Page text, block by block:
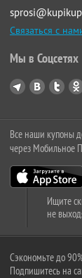
Связаться с
Мы в Соцсетях
Все наши купоны
через Мобильное
Ищите
не
Сэкономьте до
Подпишитесь на